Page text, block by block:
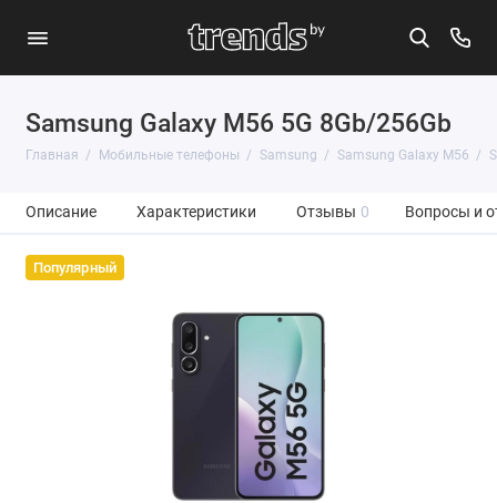
Samsung Galaxy M56 5G 8Gb/256Gb
Главная Мобильные телефоны Samsung Samsung Galaxy M56
Описание Характеристики Отзывы 0 Вопросы и
Популярный